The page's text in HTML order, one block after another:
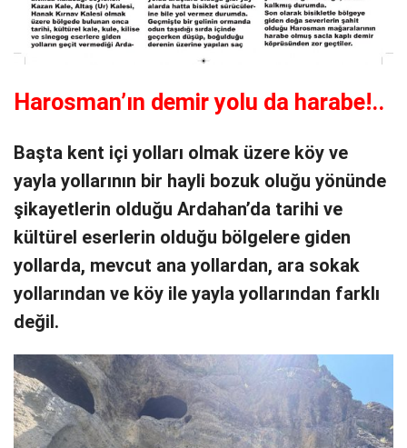
Harosman’ın demir yolu da harabe!..
Başta kent içi yolları olmak üzere köy ve
yayla yollarının bir hayli bozuk oluğu yönünde
şikayetlerin olduğu Ardahan’da tarihi ve
kültürel eserlerin olduğu bölgelere giden
yollarda, mevcut ana yollardan, ara sokak
yollarından ve köy ile yayla yollarından farklı
değil.